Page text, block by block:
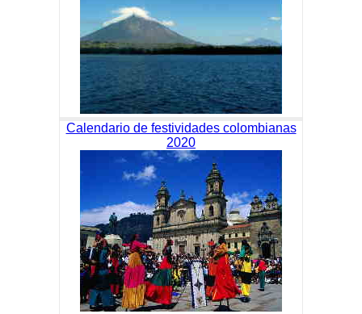
Calendario de festividades colombianas
2020